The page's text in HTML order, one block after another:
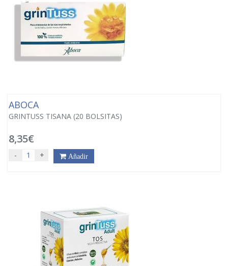
ABOCA
GRINTUSS TISANA (20 BOLSITAS)
8,35€
- + Añadir